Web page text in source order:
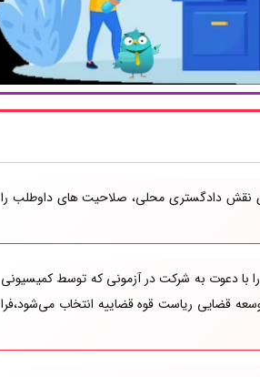
نقش دادگستری محلی، صلاحیت های داوطلب را
با دعوت به شرکت در آزمونی که توسط کمیسیونی
قضایی ریاست قوه قضاییه انتخاب می‌شود،فرا